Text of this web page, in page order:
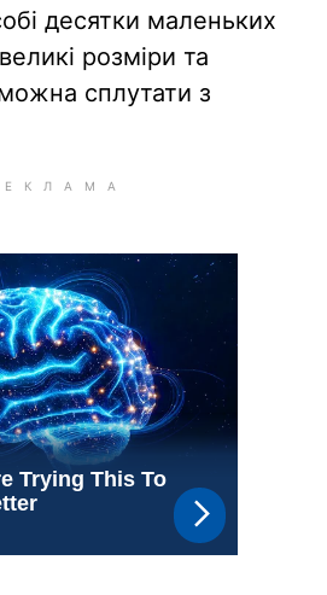
десятки маленьких
розміри та
можна сплутати з